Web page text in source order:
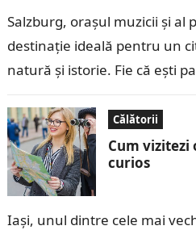
Salzburg, orașul muzicii și al
destinație ideală pentru un
natură și istorie. Fie că ești
Călătorii
Cum vizitezi
curios
Iași, unul dintre cele mai